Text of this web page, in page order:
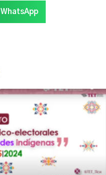
WhatsApp